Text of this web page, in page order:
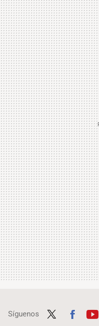
Síguenos